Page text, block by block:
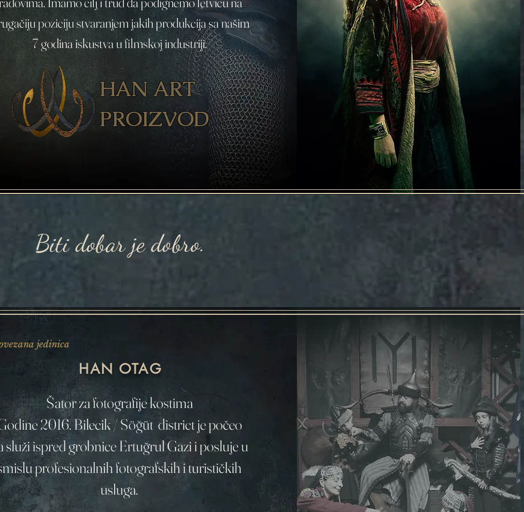
poziciju stvaranjem jakih produkcija sa našim
7 godina iskustva u filmskoj industriji.
HAN ART
PROIZVOD
Biti dobar je dobro.
jedinica
HAN OTAG
Šator za fotografije kostima
2016. Bilecik / Söğüt district je počeo
služi ispred grobnice Ertuğrul Gazi i posluje u
profesionalnih fotografskih i turističkih
usluga.